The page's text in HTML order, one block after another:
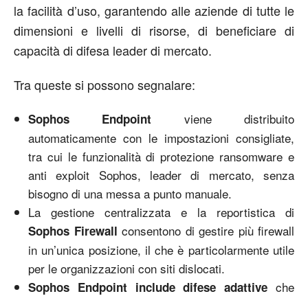
la facilità d’uso, garantendo alle aziende di tutte le
dimensioni e livelli di risorse, di beneficiare di
capacità di difesa leader di mercato.
Tra queste si possono segnalare:
Sophos Endpoint viene distribuito
automaticamente con le impostazioni consigliate,
tra cui le funzionalità di protezione ransomware e
anti exploit Sophos, leader di mercato, senza
bisogno di una messa a punto manuale.
La gestione centralizzata e la reportistica di
Sophos Firewall consentono di gestire più firewall
in un’unica posizione, il che è particolarmente utile
per le organizzazioni con siti dislocati.
Sophos Endpoint include difese adattive che